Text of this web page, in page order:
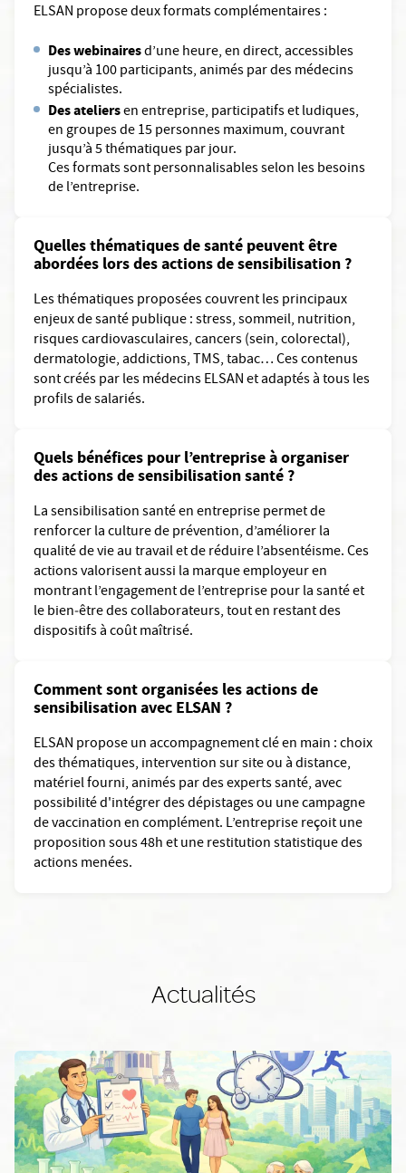
ELSAN propose deux formats complémentaires :
Des webinairesd’une heure, en direct, accessibles
jusqu’à 100 participants, animés par des médecins
spécialistes.
Des ateliersen entreprise, participatifs et ludiques,
en groupes de 15 personnes maximum, couvrant
jusqu’à 5 thématiques par jour.
Ces formats sont personnalisables selon les besoins
de l’entreprise.
Quelles thématiques de santé peuvent être
abordées lors des actions de sensibilisation ?
Les thématiques proposées couvrent les principaux
enjeux de santé publique : stress, sommeil, nutrition,
risques cardiovasculaires, cancers (sein, colorectal),
dermatologie, addictions, TMS, tabac… Ces contenus
sont créés par les médecins ELSAN et adaptés à tous les
profils de salariés.
Quels bénéfices pour l’entreprise à organiser
des actions de sensibilisation santé ?
La sensibilisation santé en entreprise permet de
renforcer la culture de prévention, d’améliorer la
qualité de vie au travail et de réduire l’absentéisme. Ces
actions valorisent aussi la marque employeur en
montrant l’engagement de l’entreprise pour la santé et
le bien‑être des collaborateurs, tout en restant des
dispositifs à coût maîtrisé.
Comment sont organisées les actions de
sensibilisation avec ELSAN ?
ELSAN propose un accompagnement clé en main : choix
des thématiques, intervention sur site ou à distance,
matériel fourni, animés par des experts santé, avec
possibilité d'intégrer des dépistages ou une campagne
de vaccination en complément. L’entreprise reçoit une
proposition sous 48h et une restitution statistique des
actions menées.
Actualités
En savoir plus: Le check-up santé complet à Lyon : pourquoi la